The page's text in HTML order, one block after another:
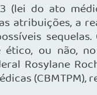
(lei do ato
atribuições, a
ou não,
Rosylane
(CBMTPM),